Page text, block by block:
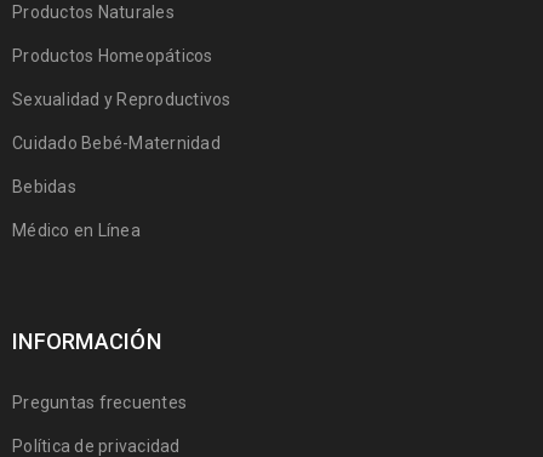
Productos Naturales
Productos Homeopáticos
Sexualidad y Reproductivos
Cuidado Bebé-Maternidad
Bebidas
Médico en Línea
INFORMACIÓN
Preguntas frecuentes
Política de privacidad